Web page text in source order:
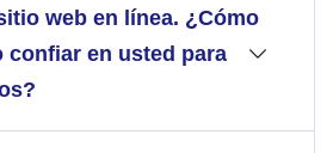
web en línea. ¿Cómo
confiar en usted para